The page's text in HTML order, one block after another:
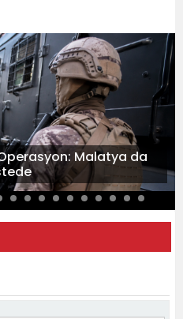
Malatya da